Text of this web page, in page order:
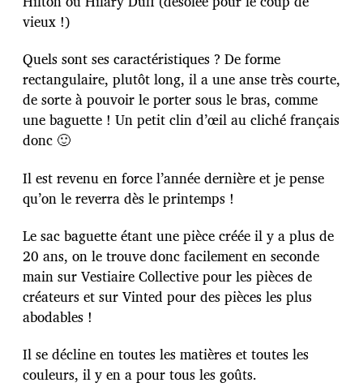
c
a
i
o
n
vieux !)
Quels sont ses caractéristiques ? De forme
rectangulaire, plutôt long, il a une anse très courte,
de sorte à pouvoir le porter sous le bras, comme
une baguette ! Un petit clin d’œil au cliché français
donc 🙂
Il est revenu en force l’année dernière et je pense
qu’on le reverra dès le printemps !
Le sac baguette étant une pièce créée il y a plus de
20 ans, on le trouve donc facilement en seconde
main sur Vestiaire Collective pour les pièces de
créateurs et sur Vinted pour des pièces les plus
abodables !
Il se décline en toutes les matières et toutes les
couleurs, il y en a pour tous les goûts.